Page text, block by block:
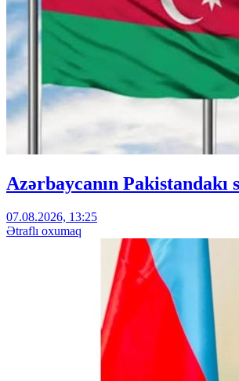
Azərbaycanın Pakistandakı
07.08.2026, 13:25
Ətraflı oxumaq